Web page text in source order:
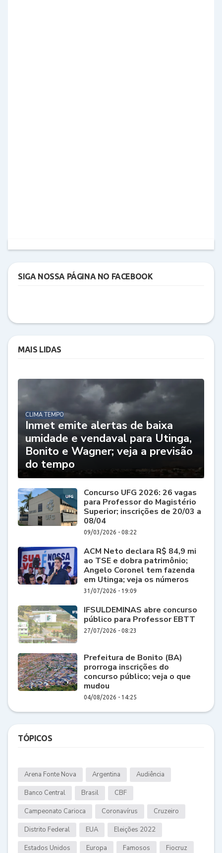
SIGA NOSSA PÁGINA NO FACEBOOK
MAIS LIDAS
CLIMA TEMPO
Inmet emite alertas de baixa
umidade e vendaval para Utinga,
Bonito e Wagner; veja a previsão
do tempo
Concurso UFG 2026: 26 vagas
para Professor do Magistério
Superior; inscrições de 20/03 a
08/04
09/03/2026 - 08:22
ACM Neto declara R$ 84,9 mi
ao TSE e dobra patrimônio;
Angelo Coronel tem fazenda
em Utinga; veja os números
31/07/2026 - 19:09
IFSULDEMINAS abre concurso
público para Professor EBTT
27/07/2026 - 08:23
Prefeitura de Bonito (BA)
prorroga inscrições do
concurso público; veja o que
mudou
04/08/2026 - 14:25
TÓPICOS
Arena Fonte Nova Argentina Audiência
Banco Central Brasil CBF
Campeonato Carioca Coronavírus Cruzeiro
Distrito Federal EUA Eleições 2022
Estados Unidos Europa Famosos Fiocruz